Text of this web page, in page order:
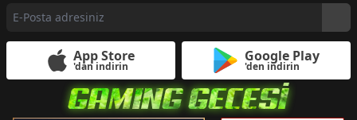
App Store
'dan indirin
Google Play
'den indirin